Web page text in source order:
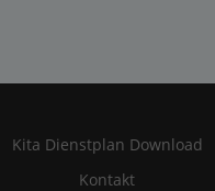
Kita Dienstplan Download
Kontakt